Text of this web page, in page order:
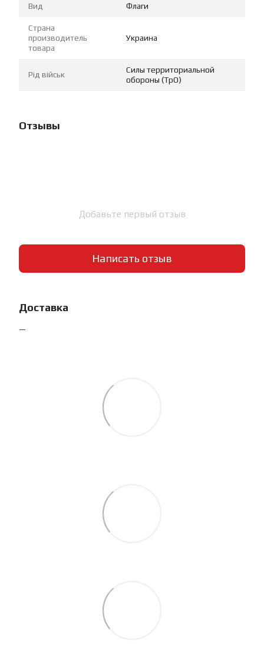
Вид Флаги
Страна
производитель
товара
Украина
Рід військ
Силы территориальной
обороны (ТрО)
Отзывы
Добавьте первый отзыв
Написать отзыв
Доставка